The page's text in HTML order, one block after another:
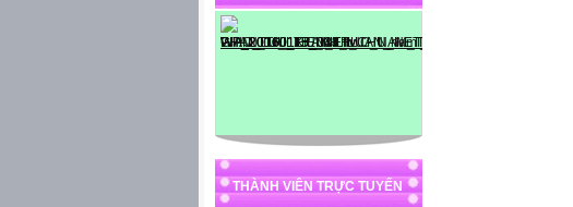
THÀNH VIÊN TRỰC TUYẾN